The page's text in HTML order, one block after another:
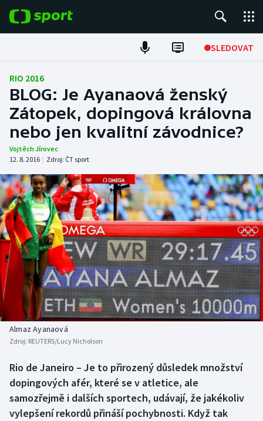
SLEDOVAT
Fotbal
Hokej
Tenis
Atletika
Cyklistika
DALŠÍ SPORTY
Americký fotbal
Baseball a softbal
Basketbal
Biatlon
Box
Curling
NEPŘEHLÉDNĚTE
Soutěže
Historické návraty
Aplikace ČT sport
RIO 2016
BLOG: Je Ayanaová ženský
Zátopek, dopingová královna
nebo jen kvalitní závodnice?
Vojtěch Jírovec
12. 8. 2016 | Zdroj: ČT sport
Almaz Ayanaová
Zdroj: REUTERS/Lucy Nicholson
Rio de Janeiro – Je to přirozený důsledek množství
dopingových afér, které se v atletice, ale
samozřejmě i dalších sportech, udávají, že jakékoliv
vylepšení rekordů přináší pochybnosti. Když tak